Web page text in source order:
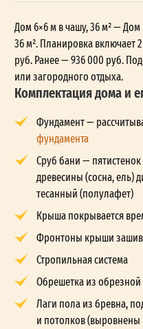
Дом 6×6 м в чашу, 36 м² —
36 м². Планировка включает
руб. Ранее — 936 000 руб.
или загородного отдыха.
Комплектация дома и
Фундамент —
фундамента
Сруб бани —
древесины (сосна, ель)
тесанный (полулафет)
Крыша покрывается
Фронтоны крыши
Стропильная система
Обрешетка из обрезной
Лаги пола из бревна,
и потолков (выровнены